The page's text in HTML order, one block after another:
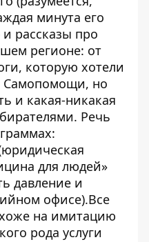
минута его
рассказы про
регионе: от
которую хотели
Самопомощи, но
и какая-никакая
Речь
для людей»
давление и
офисе).Все
на имитацию
рода услуги